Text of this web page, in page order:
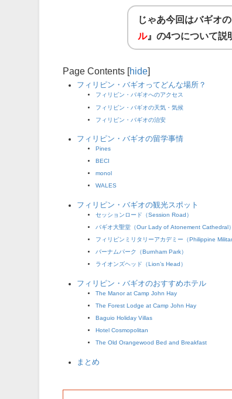
じゃあ今回はバギオ
ル』の4つについて説
Page Contents [hide]
フィリピン・バギオってどんな場所？
フィリピン・バギオへのアクセス
フィリピン・バギオの天気・気候
フィリピン・バギオの治安
フィリピン・バギオの留学事情
Pines
BECI
monol
WALES
フィリピン・バギオの観光スポット
セッションロード（Session Road）
バギオ大聖堂（Our Lady of Atonement Cathedral）
フィリピンミリタリーアカデミー（Philippine
バーナムパーク（Burnham Park）
ライオンズヘッド（Lion’s Head）
フィリピン・バギオのおすすめホテル
The Manor at Camp John Hay
The Forest Lodge at Camp John Hay
Baguio Holiday Villas
Hotel Cosmopolitan
The Old Orangewood Bed and Breakfast
まとめ